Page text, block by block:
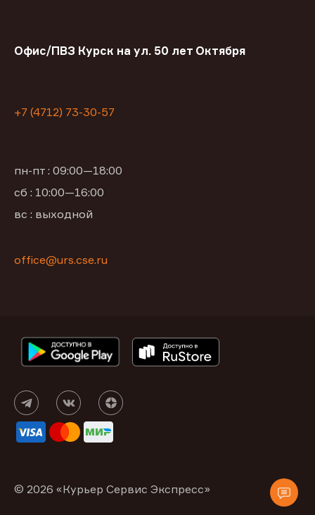
Офис/ПВЗ Курск на ул. 50 лет Октября
+7 (4712) 73-30-57
пн-пт : 09:00—18:00
сб : 10:00—16:00
вс : выходной
office@urs.cse.ru
© 2026 «Курьер Сервис Экспресс»